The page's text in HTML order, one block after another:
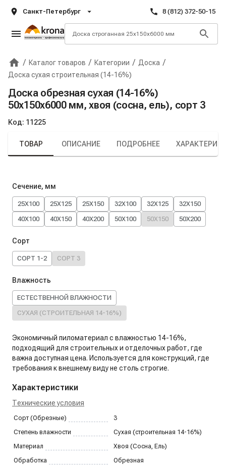
Санкт-Петербург 8 (812) 372-50-15
Главная
/ Каталог товаров / Категории / Доска /
Доска сухая строительная (14-16%)
Доска обрезная сухая (14-16%)
50х150х6000 мм, хвоя (сосна, ель), сорт 3
Код: 11225
Крона
ТОВАР ОПИСАНИЕ ПОДРОБНЕЕ
Сечение, мм
25X100 25X125 25X150 32X100 32X125
32X150
40X100
40X150 40X200 50X100 50X150 50X200
Сорт
СОРТ 1-2 СОРТ 3
Влажность
ЕСТЕСТВЕННОЙ ВЛАЖНОСТИ
СУХАЯ (СТРОИТЕЛЬНАЯ 14-16%)
Экономичный пиломатериал с влажностью 14-16%,
подходящий для строительных и отделочных работ, где
важна доступная цена. Используется для конструкций, где
требования к внешнему виду не столь строгие.
Характеристики
Технические условия
Сорт (Обрезные)
3
Степень влажности
Сухая (строительная 14-16%)
Материал
Хвоя (Сосна, Ель)
Обработка
Обрезная